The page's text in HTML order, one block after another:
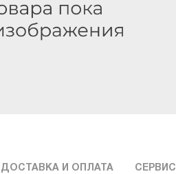
ДОСТАВКА И ОПЛАТА СЕРВИС